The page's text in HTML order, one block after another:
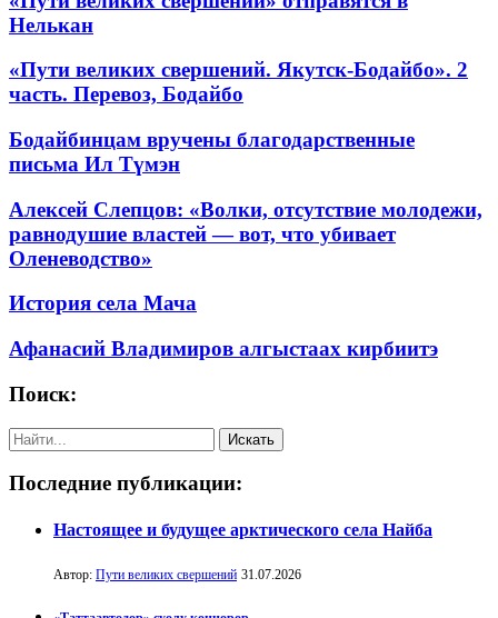
Нелькан
«Пути великих свершений. Якутск-Бодайбо». 2
часть. Перевоз, Бодайбо
Бодайбинцам вручены благодарственные
письма Ил Түмэн
Алексей Слепцов: «Волки, отсутствие молодежи,
равнодушие властей — вот, что убивает
Оленеводство»
История села Мача
Афанасий Владимиров алгыстаах кирбиитэ
Поиск:
Последние публикации:
Настоящее и будущее арктического села Найба
Автор: Пути великих свершений 31.07.2026